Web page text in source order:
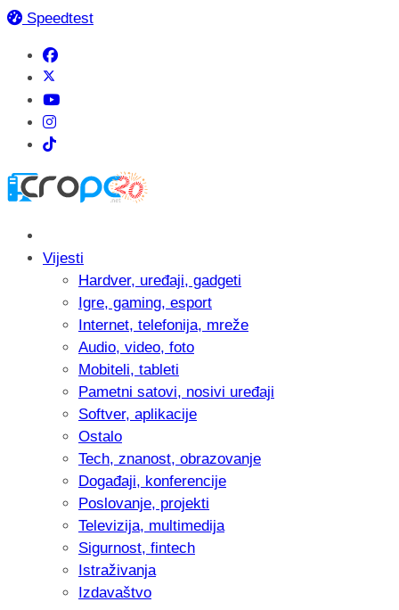
Speedtest
Vijesti
Hardver, uređaji, gadgeti
Igre, gaming, esport
Internet, telefonija, mreže
Audio, video, foto
Mobiteli, tableti
Pametni satovi, nosivi uređaji
Softver, aplikacije
Ostalo
Tech, znanost, obrazovanje
Događaji, konferencije
Poslovanje, projekti
Televizija, multimedija
Sigurnost, fintech
Istraživanja
Izdavaštvo